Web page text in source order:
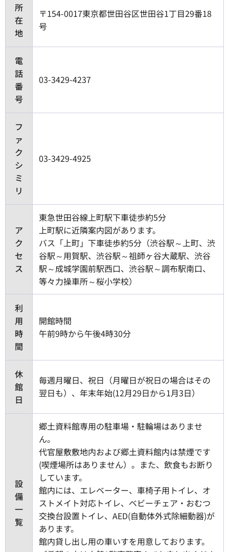
所
在
地
〒154-0017東京都世田谷区世田谷1丁目29番18
号
電
話
番
号
03-3429-4237
フ
ァ
ク
シ
ミ
リ
03-3429-4925
ア
ク
セ
ス
東急世田谷線上町駅下車徒歩約5分
上町駅に近隣案内図があります。
バス「上町」下車徒歩約5分（渋谷駅～上町、渋
谷駅～用賀駅、渋谷駅～祖師ヶ谷大蔵駅、渋谷
駅～成城学園前駅西口、渋谷駅～調布駅南口、
等々力操車所～桜小学校）
利
用
時
間
開館時間
午前9時から午後4時30分
休
館
日
毎週月曜日、祝日（月曜日が祝日の場合はその
翌日も）、年末年始(12月29日から1月3日）
設
備
一
覧
郷土資料館専用の駐車場・駐輪場はありませ
ん。
代官屋敷敷地内および郷土資料館内は禁煙です
(喫煙場所はありません）。また、飲食もお断り
しています。
館内には、エレベーター、車椅子用トイレ、オ
ストメイト対応トイレ、ベビーチェア・おむつ
交換台設置トイレ、AED(自動体外式除細動器)が
あります。
館内貸し出し用の車いすを用意しております。